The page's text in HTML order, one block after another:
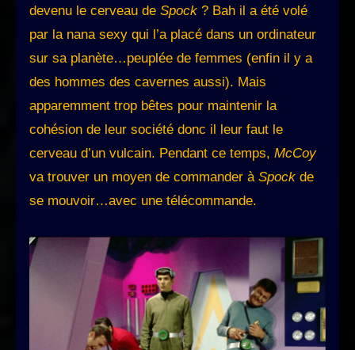
devenu le cerveau de Spock ? Bah il a été volé
par la nana sexy qui l’a placé dans un ordinateur
sur sa planète…peuplée de femmes (enfin il y a
des hommes des cavernes aussi). Mais
apparemment trop bêtes pour maintenir la
cohésion de leur société donc il leur faut le
cerveau d’un vulcain. Pendant ce temps, McCoy
va trouver un moyen de commander à Spock de
se mouvoir…avec une télécommande.